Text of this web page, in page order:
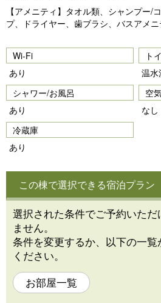
【アメニティ】タオル類、シャンプー/
プ、ドライヤー、歯ブラシ、バスアメニ
Wi-Fi
あり
ト
温水
シャワー/お風呂
あり
空
なし
冷蔵庫
あり
この棟で選択できる宿泊プラン
選択された条件でご予約いた
ません。
条件を変更するか、以下の一
ください。
お部屋一覧